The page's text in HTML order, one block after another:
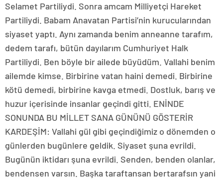
Selamet Partiliydi. Sonra amcam Milliyetçi Hareket
Partiliydi. Babam Anavatan Partisi’nin kurucularından
siyaset yaptı. Aynı zamanda benim anneanne tarafım,
dedem tarafı, bütün dayılarım Cumhuriyet Halk
Partiliydi. Ben böyle bir ailede büyüdüm. Vallahi benim
ailemde kimse. Birbirine vatan haini demedi. Birbirine
kötü demedi, birbirine kavga etmedi. Dostluk, barış ve
huzur içerisinde insanlar geçindi gitti. ENİNDE
SONUNDA BU MİLLET SANA GÜNÜNÜ GÖSTERİR
KARDEŞİM: Vallahi gül gibi geçindiğimiz o dönemden o
günlerden bugünlere geldik. Siyaset şuna evrildi.
Bugünün iktidarı şuna evrildi. Senden, benden olanlar,
bendensen varsın. Başka taraftansan bertarafsın yani